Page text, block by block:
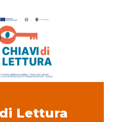
Lettura